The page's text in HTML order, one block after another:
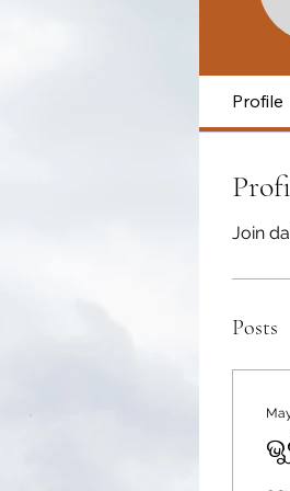
Profile
Join
Posts